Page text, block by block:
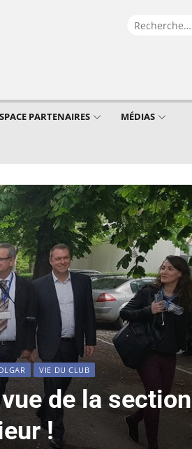
Recherche
PARTENAIRES MÉDIAS
VIE DU CLUB
de la section
!